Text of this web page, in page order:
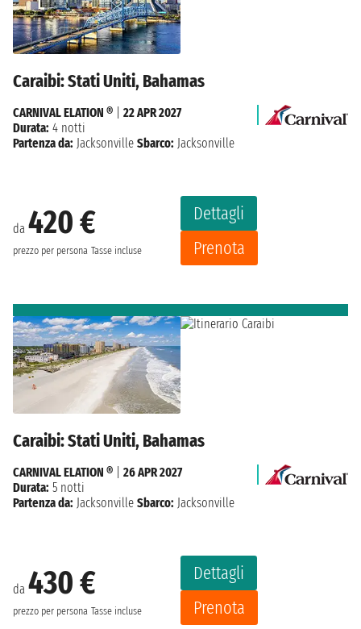
Caraibi: Stati Uniti, Bahamas
da 420 €
prezzo per persona Tasse incluse
Dettagli
Prenota
CARNIVAL ELATION ®
22 APR 2027
Durata: 4 notti
Partenza da: Jacksonville Sbarco: Jacksonville
Caraibi: Stati Uniti, Bahamas
da 430 €
prezzo per persona Tasse incluse
Dettagli
Prenota
CARNIVAL ELATION ®
26 APR 2027
Durata: 5 notti
Partenza da: Jacksonville Sbarco: Jacksonville